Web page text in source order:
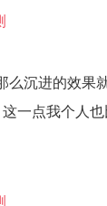
沉进的效果
一点我个人